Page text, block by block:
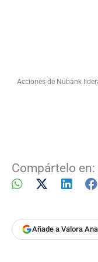
Acciones de Nubank
Compártelo en:
Añade a Valora